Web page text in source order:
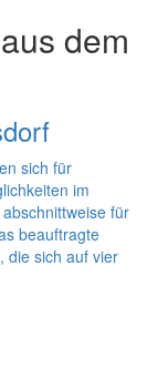
dem
sich für
im
für
beauftragte
die sich auf vier